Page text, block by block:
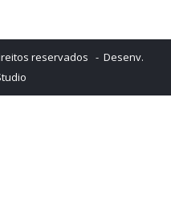
reservados - Desenv.